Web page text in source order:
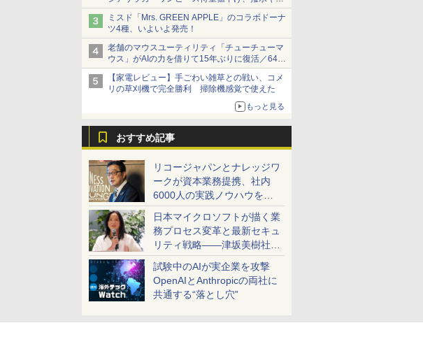
ショーツは1990円に
ミスド「Mrs. GREEN APPLE」のコラボドーナ
ツ4種、いよいよ発売！
老舗のマウスユーティリティ「チューチューマ
ウス」がAIの力を借りて15年ぶりに復活／64bit
化、Windows 10/11、「Chrome」も走り回
る。復活記念で2026年末まで500円
【家電レビュー】手ごわい雑草との戦い、コメ
リの草刈機で完全勝利 掃除機感覚で使えた
もっと見る
おすすめ記事
リコージャパンとナレッジワ
ークが資本業務提携、社内
6000人の実践ノウハウを生
かした「AI商談記録 for
RICOH」を展開へ
日本マイクロソフトが描く業
務プロセス変革と最新セキュ
リティ戦略――津坂美樹社長
が2027年度戦略を説明
試験中のAIが実企業を攻撃
OpenAIとAnthropicの両社に
共通する“落とし穴”